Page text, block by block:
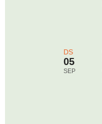
DS
05
SEP